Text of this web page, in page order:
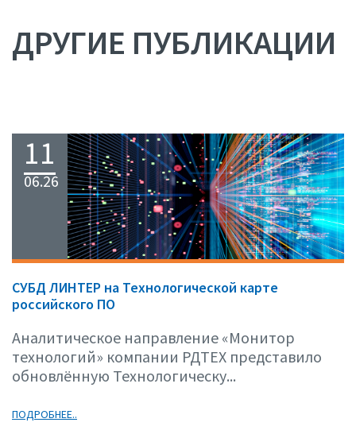
ДРУГИЕ ПУБЛИКАЦИИ
11
06.26
СУБД ЛИНТЕР на Технологической карте
российского ПО
Аналитическое направление «Монитор
технологий» компании РДТЕХ представило
обновлённую Технологическу...
ПОДРОБНЕЕ..